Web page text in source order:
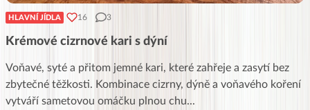
HLAVNÍ JÍDLA 16 3
Krémové cizrnové kari s dýní
Voňavé, syté a přitom jemné kari, které zahřeje a zasytí bez
zbytečné těžkosti. Kombinace cizrny, dýně a voňavého koření
vytváří sametovou omáčku plnou chu...